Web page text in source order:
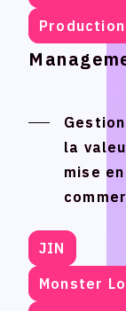
la
mise
Production
JIN
Monster
Production
la
mise
JIN
Monster